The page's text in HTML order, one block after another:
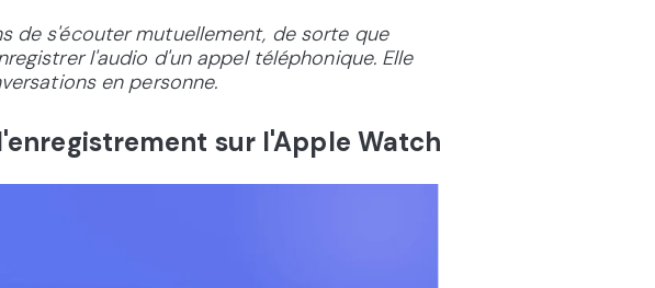
de s'écouter mutuellement, de sorte que
l'audio d'un appel téléphonique. Elle
en personne.
sur l'Apple Watch